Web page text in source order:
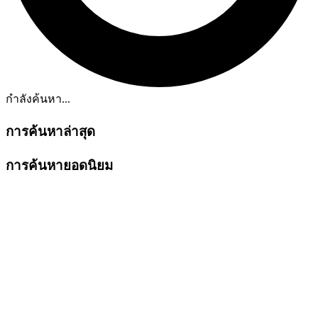
กำลังค้นหา...
การค้นหาล่าสุด
การค้นหายอดนิยม